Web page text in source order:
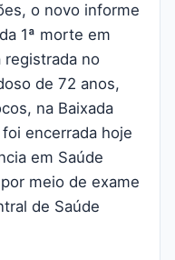
o novo informe
1ª morte em
registrada no
de 72 anos,
na Baixada
encerrada hoje
em Saúde
meio de exame
de Saúde